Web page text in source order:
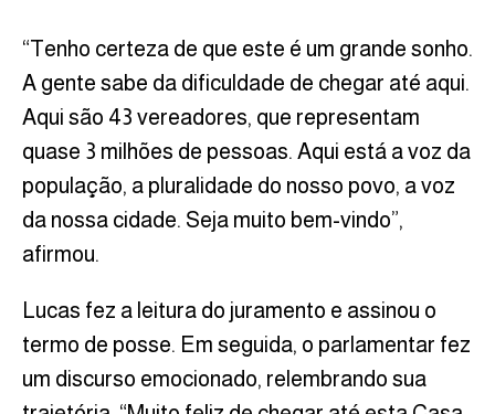
“Tenho certeza de que este é um grande sonho.
A gente sabe da dificuldade de chegar até aqui.
Aqui são 43 vereadores, que representam
quase 3 milhões de pessoas. Aqui está a voz da
população, a pluralidade do nosso povo, a voz
da nossa cidade. Seja muito bem-vindo”,
afirmou.
Lucas fez a leitura do juramento e assinou o
termo de posse. Em seguida, o parlamentar fez
um discurso emocionado, relembrando sua